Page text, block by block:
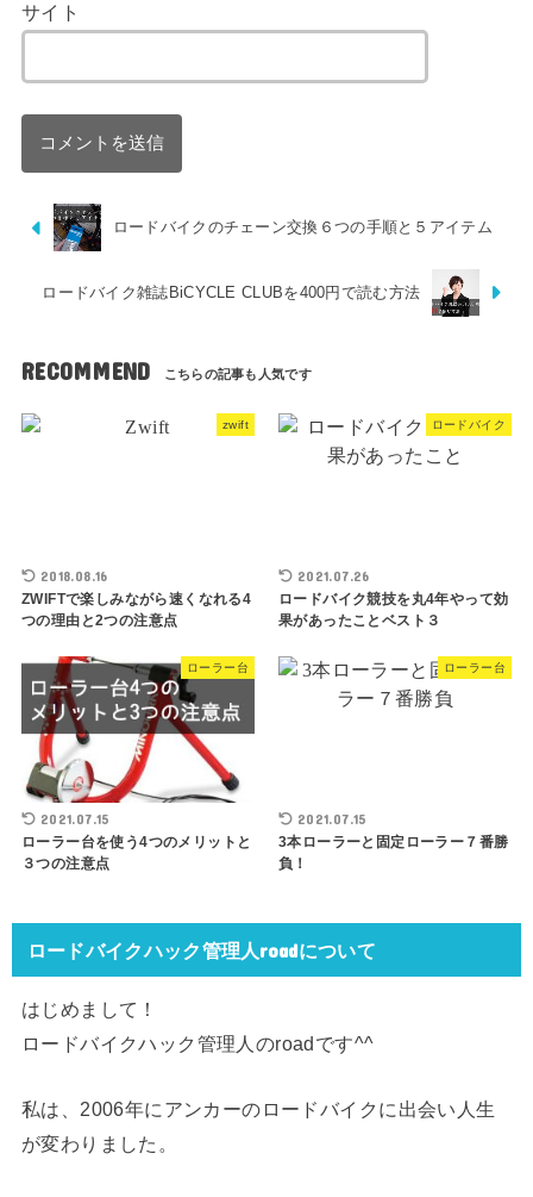
サイト
ロードバイクのチェーン交換６つの手順と５アイテム
ロードバイク雑誌BiCYCLE CLUBを400円で読む方法
RECOMMEND
zwift
2018.08.16
ZWIFTで楽しみながら速くなれる4
つの理由と2つの注意点
ロードバイク
2021.07.26
ロードバイク競技を丸4年やって効
果があったことベスト３
ローラー台
2021.07.15
ローラー台を使う4つのメリットと
３つの注意点
ローラー台
2021.07.15
3本ローラーと固定ローラー７番勝
負！
ロードバイクハック管理人roadについて
はじめまして！
ロードバイクハック管理人のroadです^^
私は、2006年にアンカーのロードバイクに出会い人生
が変わりました。